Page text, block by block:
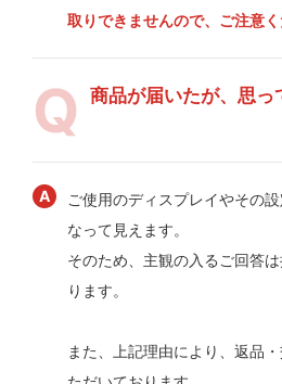
取りできませんので、ご注意く
商品が届いたが、思っ
ご使用のディスプレイやその
なって見えます。
そのため、主観の入るご回答
ります。
また、上記理由により、返品